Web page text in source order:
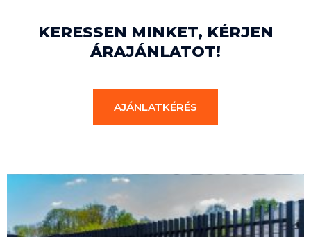
KERESSEN MINKET, KÉRJEN
ÁRAJÁNLATOT!
AJÁNLATKÉRÉS